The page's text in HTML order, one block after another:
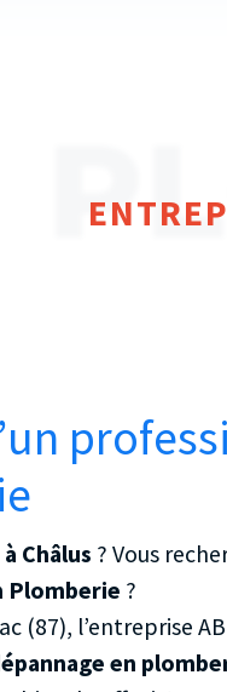
Châlus ? Vous
Plomberie ?
(87), l’entreprise
en